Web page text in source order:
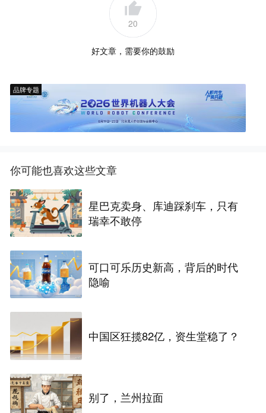
20
好文章，需要你的鼓励
品牌专题
你可能也喜欢这些文章
星巴克卖身、库迪踩刹车，只有
瑞幸不敢停
可口可乐历史新高，背后的时代
隐喻
中国区狂揽82亿，资生堂稳了？
别了，兰州拉面